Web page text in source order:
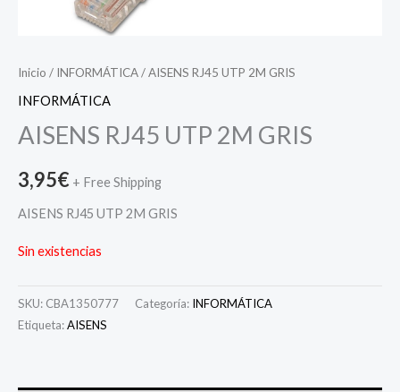
Inicio / INFORMÁTICA/ AISENS RJ45 UTP 2M GRIS
INFORMÁTICA
AISENS RJ45 UTP 2M GRIS
3,95€ + Free Shipping
AISENS RJ45 UTP 2M GRIS
Sin existencias
SKU: CBA1350777 Categoría: INFORMÁTICA
Etiqueta:AISENS